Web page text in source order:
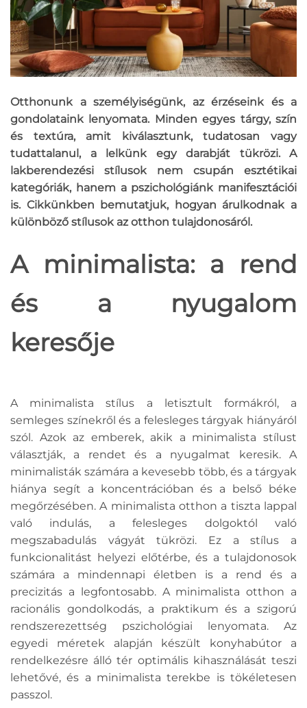
Otthonunk a személyiségünk, az érzéseink és a
gondolataink lenyomata. Minden egyes tárgy, szín
és textúra, amit kiválasztunk, tudatosan vagy
tudattalanul, a lelkünk egy darabját tükrözi. A
lakberendezési stílusok nem csupán esztétikai
kategóriák, hanem a pszichológiánk manifesztációi
is. Cikkünkben bemutatjuk, hogyan árulkodnak a
különböző stílusok az otthon tulajdonosáról.
A minimalista: a rend
és a nyugalom
keresője
A minimalista stílus a letisztult formákról, a
semleges színekről és a felesleges tárgyak hiányáról
szól. Azok az emberek, akik a minimalista stílust
választják, a rendet és a nyugalmat keresik. A
minimalisták számára a kevesebb több, és a tárgyak
hiánya segít a koncentrációban és a belső béke
megőrzésében. A minimalista otthon a tiszta lappal
való indulás, a felesleges dolgoktól való
megszabadulás vágyát tükrözi. Ez a stílus a
funkcionalitást helyezi előtérbe, és a tulajdonosok
számára a mindennapi életben is a rend és a
precizitás a legfontosabb. A minimalista otthon a
racionális gondolkodás, a praktikum és a szigorú
rendszerezettség pszichológiai lenyomata. Az
egyedi méretek alapján készült konyhabútor a
rendelkezésre álló tér optimális kihasználását teszi
lehetővé, és a minimalista terekbe is tökéletesen
passzol.